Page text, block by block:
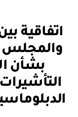
التصنيفات
اتفاقية
والمجلس
بشأن